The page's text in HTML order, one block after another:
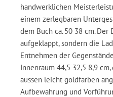
handwerklichen
einem zerlegbaren
dem Buch ca. 50 38 cm.
aufgeklappt, sondern die
Entnehmen der
Innenraum 44,5 32,5 8,9
aussen leicht goldfarben
Aufbewahrung und